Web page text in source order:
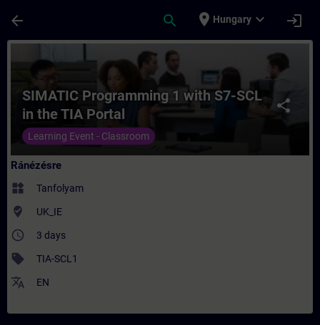
arrow_back search place Hungary expand_more login
Tanfolyam - SIMATIC Programming 1
share
SIMATIC Programming 1 with S7-SCL
in the TIA Portal
Learning Event - Classroom
Ránézésre
widgets Tanfolyam
where_to_vote UK_IE
access_time 3 days
sell TIA-SCL1
translate EN